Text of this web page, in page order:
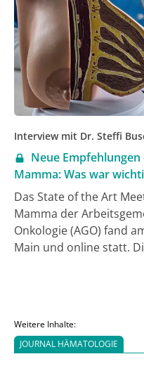
folgenden Berichts
klinische Praxis
Interview mit Dr. Steffi
Neue
Mamma: Was war
Das State of the Art
Mamma der
Onkologie (AGO) fand
Main und online statt.
Forschungsergebnisse
Vorstandsmitglied Dr.
Gynäko-Onkologin in
Sie kommentiert für
Weitere Inhalte:
JOURNAL HÄMATOLOGIE